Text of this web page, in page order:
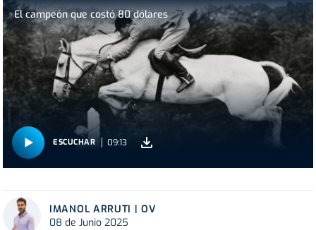
El campeón que costó 80 dólares
ESCUCHAR 09:13
IMANOL ARRUTI | OV
08 de Junio 2025